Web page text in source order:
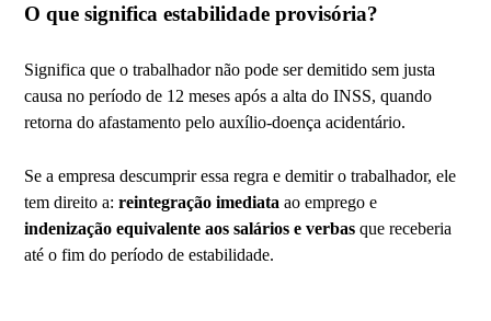
O que significa estabilidade provisória?
Significa que o trabalhador não pode ser demitido sem justa
causa no período de 12 meses após a alta do INSS, quando
retorna do afastamento pelo auxílio-doença acidentário.
Se a empresa descumprir essa regra e demitir o trabalhador, ele
tem direito a:reintegração imediata ao emprego e
indenização equivalente aos salários e verbas que receberia
até o fim do período de estabilidade.